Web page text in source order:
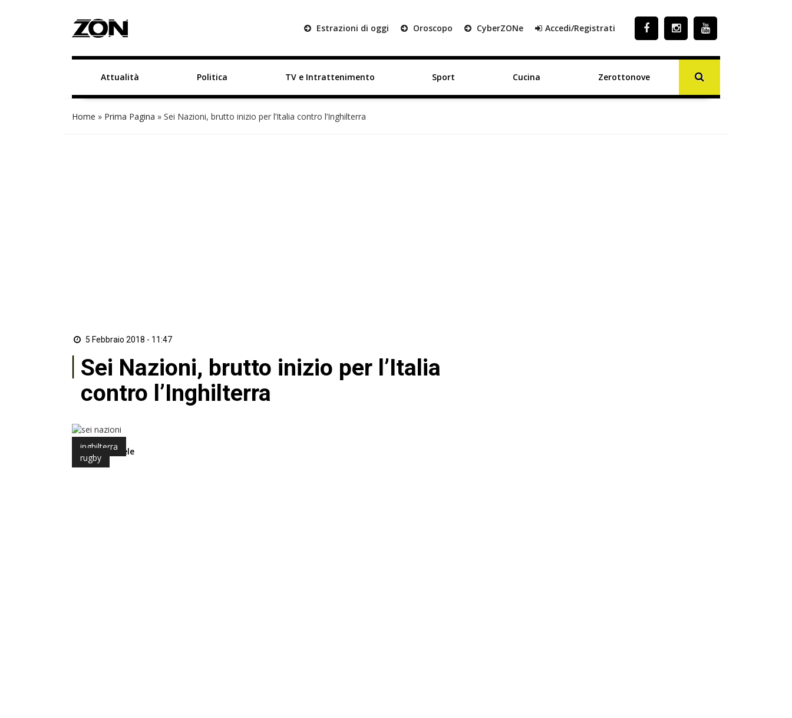
Estrazioni di oggi Oroscopo CyberZONe Accedi/Registrati
Attualità Politica TV e Intrattenimento Sport Cucina Zerottonove
Home » Prima Pagina » Sei Nazioni, brutto inizio per l’Italia contro l’Inghilterra
5 Febbraio 2018 - 11:47
Sei Nazioni, brutto inizio per l’Italia
contro l’Inghilterra
inghilterra
rugby
di Luigi Daniele